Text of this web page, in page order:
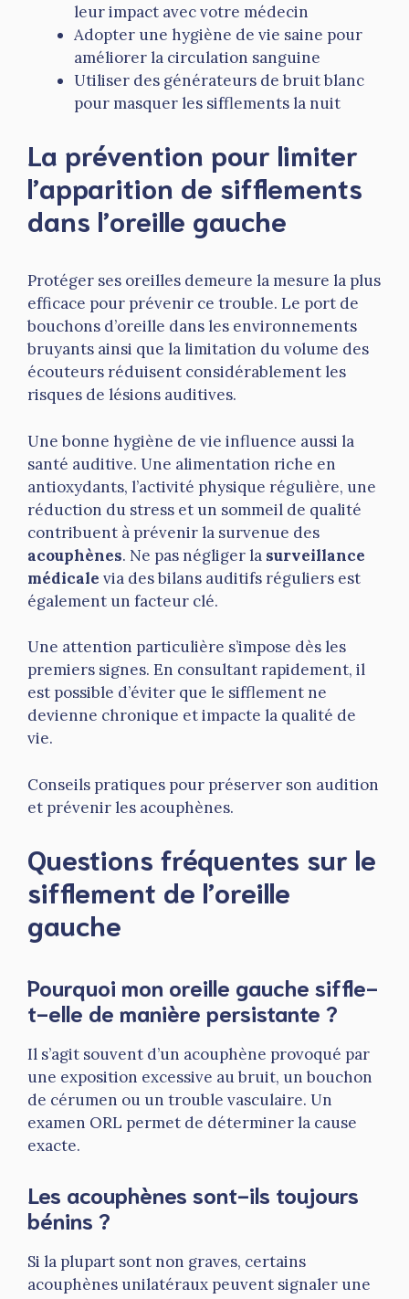
leur impact avec votre médecin
Adopter une hygiène de vie saine pour
améliorer la circulation sanguine
Utiliser des générateurs de bruit blanc
pour masquer les sifflements la nuit
La prévention pour limiter
l’apparition de sifflements
dans l’oreille gauche
Protéger ses oreilles demeure la mesure la plus
efficace pour prévenir ce trouble. Le port de
bouchons d’oreille dans les environnements
bruyants ainsi que la limitation du volume des
écouteurs réduisent considérablement les
risques de lésions auditives.
Une bonne hygiène de vie influence aussi la
santé auditive. Une alimentation riche en
antioxydants, l’activité physique régulière, une
réduction du stress et un sommeil de qualité
contribuent à prévenir la survenue des
acouphènes. Ne pas négliger la surveillance
médicale via des bilans auditifs réguliers est
également un facteur clé.
Une attention particulière s’impose dès les
premiers signes. En consultant rapidement, il
est possible d’éviter que le sifflement ne
devienne chronique et impacte la qualité de
vie.
Conseils pratiques pour préserver son audition
et prévenir les acouphènes.
Questions fréquentes sur le
sifflement de l’oreille
gauche
Pourquoi mon oreille gauche siffle-
t-elle de manière persistante ?
Il s’agit souvent d’un acouphène provoqué par
une exposition excessive au bruit, un bouchon
de cérumen ou un trouble vasculaire. Un
examen ORL permet de déterminer la cause
exacte.
Les acouphènes sont-ils toujours
bénins ?
Si la plupart sont non graves, certains
acouphènes unilatéraux peuvent signaler une